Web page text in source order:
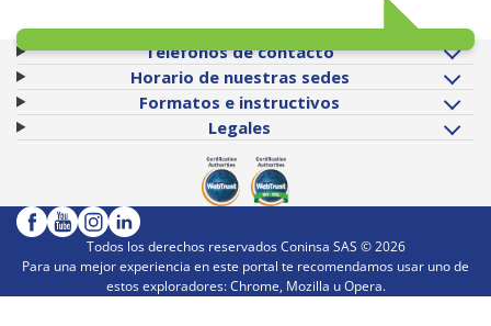
Teléfonos de contacto
Horario de nuestras sedes
Formatos e instructivos
Legales
Todos los derechos reservados Coninsa SAS ©2026
Para una mejor experiencia en este portal te recomendamos usar uno de
estos exploradores: Chrome, Mozilla u Opera.